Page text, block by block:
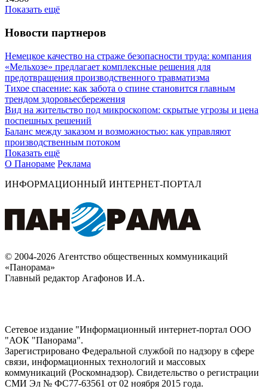
Показать ещё
Новости партнеров
Немецкое качество на страже безопасности труда: компания
«Мельхозе» предлагает комплексные решения для
предотвращения производственного травматизма
Тихое спасение: как забота о спине становится главным
трендом здоровьесбережения
Вид на жительство под микроскопом: скрытые угрозы и цена
поспешных решений
Баланс между заказом и возможностью: как управляют
производственным потоком
Показать ещё
О Панораме Реклама
ИНФОРМАЦИОННЫЙ ИНТЕРНЕТ-ПОРТАЛ
© 2004-2026 Агентство общественных коммуникаций
«Панорама»
Главный редактор Агафонов И.А.
Сетевое издание "Информационный интернет-портал ООО
"АОК "Панорама".
Зарегистрировано Федеральной службой по надзору в сфере
связи, информационных технологий и массовых
коммуникаций (Роскомнадзор). Cвидетельство о регистрации
СМИ Эл № ФС77-63561 от 02 ноября 2015 года.